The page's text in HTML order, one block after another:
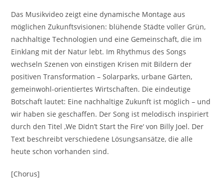
Das Musikvideo zeigt eine dynamische Montage aus
möglichen Zukunftsvisionen: blühende Städte voller Grün,
nachhaltige Technologien und eine Gemeinschaft, die im
Einklang mit der Natur lebt. Im Rhythmus des Songs
wechseln Szenen von einstigen Krisen mit Bildern der
positiven Transformation – Solarparks, urbane Gärten,
gemeinwohl-orientiertes Wirtschaften. Die eindeutige
Botschaft lautet: Eine nachhaltige Zukunft ist möglich – und
wir haben sie geschaffen. Der Song ist melodisch inspiriert
durch den Titel ‚We Didn’t Start the Fire‘ von Billy Joel. Der
Text beschreibt verschiedene Lösungsansätze, die alle
heute schon vorhanden sind.
[Chorus]